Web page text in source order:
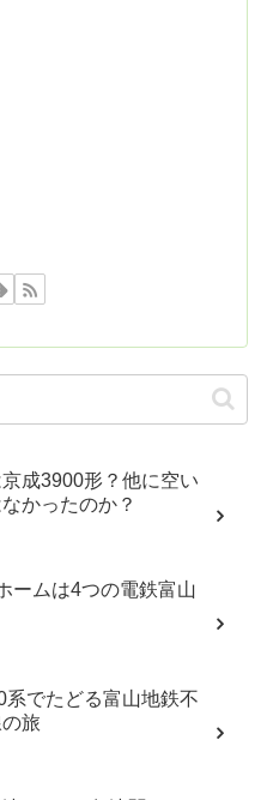
成3900形？他に空い
かったのか？
ームは4つの電鉄富山
系でたどる富山地鉄不
旅